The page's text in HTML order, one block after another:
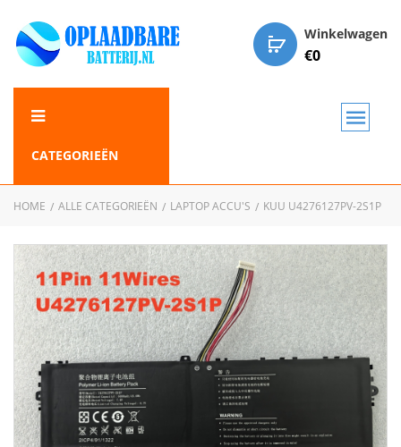
Winkelwagen
€0
CATEGORIEËN
HOME ALLE CATEGORIEËN LAPTOP ACCU'S KUU U4276127PV-2S1P